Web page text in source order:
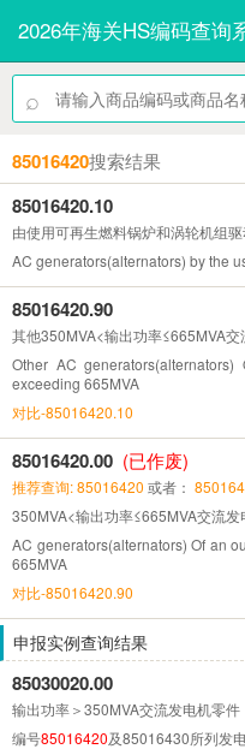
2026年海关HS编码查询
⌕
85016420搜索结果
85016420.10
由使用可再生燃料锅炉和涡轮机组
AC generators(alternators) by the
85016420.90
其他350MVA<输出功率≤665MVA交
Other AC
exceeding 665MVA
对比-85016420.10
85016420.00 (已作废)
推荐查询: 85016420 或者： 850164
350MVA<输出功率≤665MVA交流发
AC generators(alternators) Of an
665MVA
对比-85016420.90
申报实例查询结果
85030020.00
输出功率＞350MVA交流发电机零件
编号85016420及85016430所列发